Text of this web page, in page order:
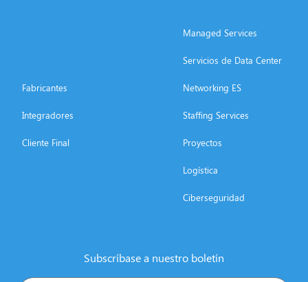
Fabricantes
Integradores
Cliente Final
Managed Services
Servicios de Data Center
Networking ES
Staffing Services
Proyectos
Logística
Ciberseguridad
Subscríbase a nuestro boletín